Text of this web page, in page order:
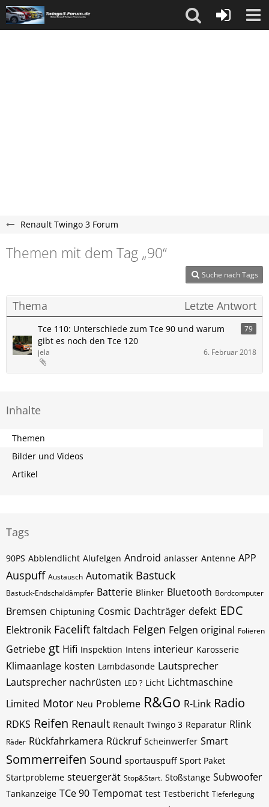
Renault Twingo 3 Forum
Themen mit dem Tag „90“
Suche nach Tags
Thema Letzte Antwort
Tce 110: Unterschiede zum Tce 90 und warum
gibt es noch den Tce 120
79
jela 6. Februar 2018
Inhalte
Themen
Bilder und Videos
Artikel
Tags
90PS Abblendlicht Alufelgen Android anlasser Antenne APP
Auspuff Austausch Automatik Bastuck
Bastuck-Endschaldämpfer Batterie Blinker Bluetooth Bordcomputer
Bremsen Chiptuning Cosmic Dachträger defekt EDC
Elektronik Facelift faltdach Felgen Felgen original Folieren
Getriebe gt Hifi Inspektion Intens interieur Karosserie
Klimaanlage kosten Lambdasonde Lautsprecher
Lautsprecher nachrüsten LED ? Licht Lichtmaschine
Limited Motor Neu Probleme R&Go R-Link Radio
RDKS Reifen Renault Renault Twingo 3 Reparatur Rlink
Räder Rückfahrkamera Rückruf Scheinwerfer Smart
Sommerreifen Sound sportauspuff Sport Paket
Startprobleme steuergerät Stop&Start. Stoßstange Subwoofer
Tankanzeige TCe 90 Tempomat test Testbericht Tieferlegung